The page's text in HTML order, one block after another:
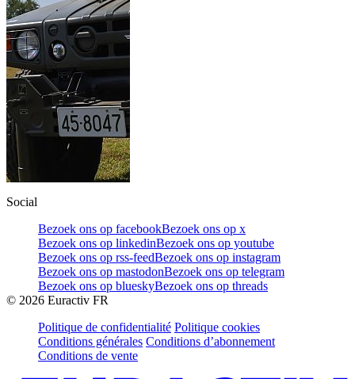
Social
Bezoek ons op facebookBezoek ons op x
Bezoek ons op linkedinBezoek ons op youtube
Bezoek ons op rss-feedBezoek ons op instagram
Bezoek ons op mastodonBezoek ons op telegram
Bezoek ons op blueskyBezoek ons op threads
© 2026 Euractiv FR
Politique de confidentialité Politique cookies
Conditions générales Conditions d’abonnement
Conditions de vente